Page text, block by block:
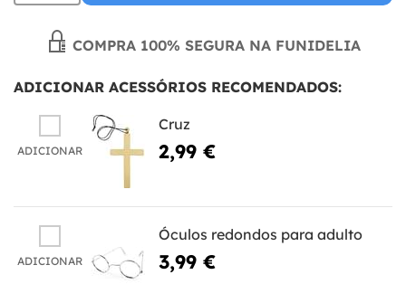
COMPRA 100% SEGURA NA FUNIDELIA
ADICIONAR ACESSÓRIOS RECOMENDADOS:
ADICIONAR
Cruz
2,99 €
ADICIONAR
Óculos redondos para adulto
3,99 €